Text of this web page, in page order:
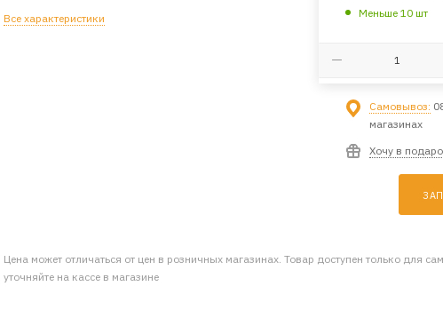
Все характеристики
Меньше 10 шт
Самовывоз:
магазинах
Хочу в
Цена может отличаться от цен в розничных магазинах. Товар доступен только для
уточняйте на кассе в магазине